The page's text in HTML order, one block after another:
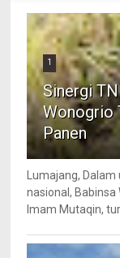
1
Sinergi
Wonogrio
Panen
Lumajang,
nasional,
Imam Mutaqin,